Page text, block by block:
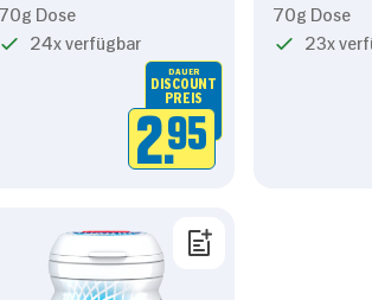
Notwendige erlauben
70g Dose
24x verfügbar
DAUER
DISCOUNT
PREIS
2.95
70g Dose
23x